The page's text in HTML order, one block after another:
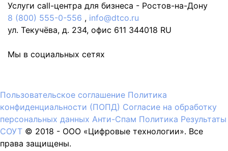
Услуги call-центра для бизнеса - Ростов-на-Дону
8 (800) 555-0-556 , info@dtco.ru
ул. Текучёва, д. 234, офис 611 344018 RU
Мы в социальных сетях
Пользовательское соглашение Политика
конфиденциальности (ПОПД) Согласие на обработку
персональных данных Анти-Спам Политика Результаты
СОУТ © 2018 - OOO «Цифровые технологии». Все
права защищены.